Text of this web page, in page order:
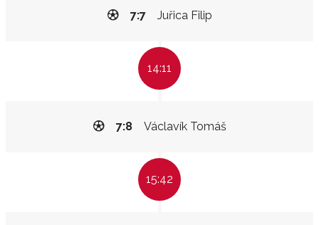
Juřica Filip
7:7
14:11
Václavík Tomáš
7:8
15:42